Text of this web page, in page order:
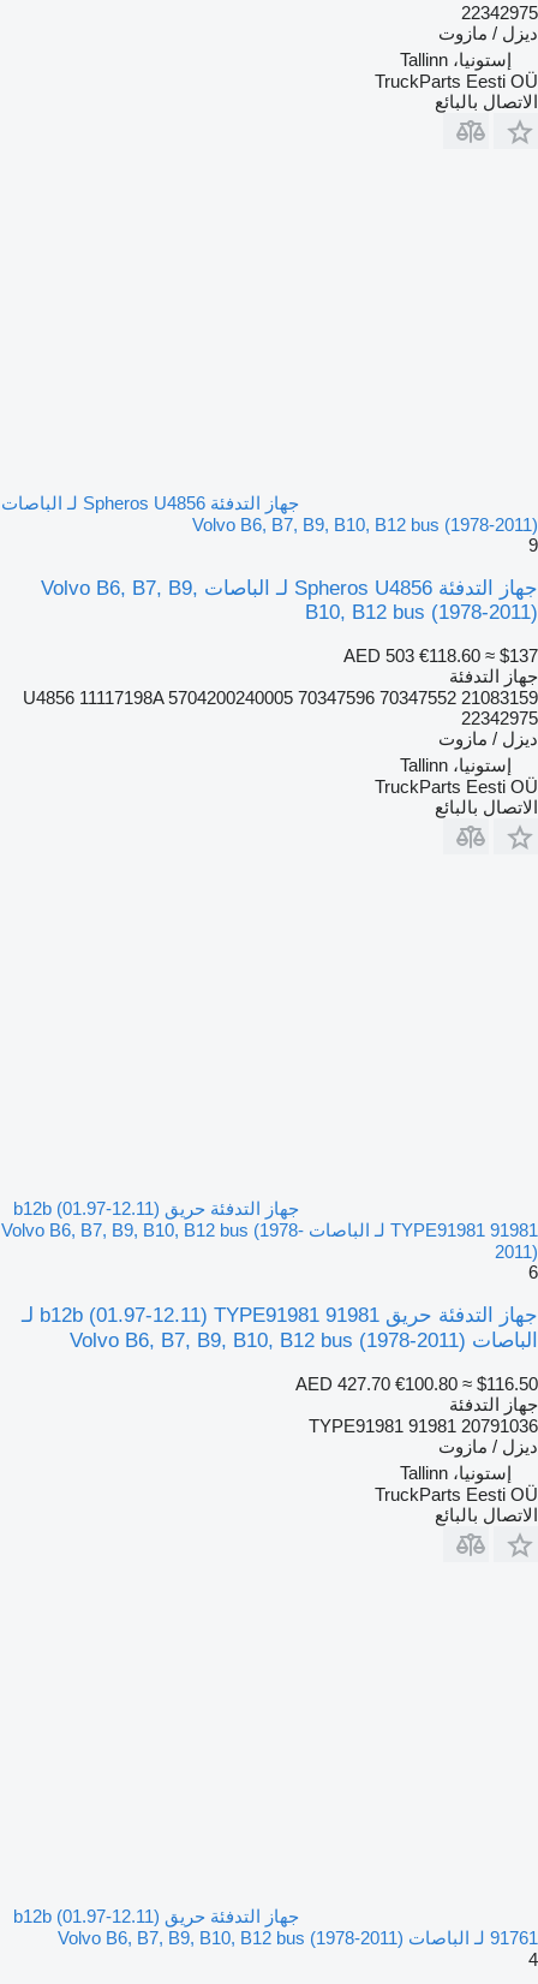
22342975
ديزل / مازوت
إستونيا، Tallinn
TruckParts Eesti OÜ
الاتصال بالبائع
جهاز التدفئة Spheros U4856 لـ الباصات
Volvo B6, B7, B9, B10, B12 bus (1978-2011)
9
جهاز التدفئة Spheros U4856 لـ الباصات Volvo B6, B7, B9,
B10, B12 bus (1978-2011)
AED 503 €118.60 ≈ $137
جهاز التدفئة
U4856 11117198A 5704200240005 70347596 70347552 21083159
22342975
ديزل / مازوت
إستونيا، Tallinn
TruckParts Eesti OÜ
الاتصال بالبائع
جهاز التدفئة حريق b12b (01.97-12.11)
TYPE91981 91981 لـ الباصات Volvo B6, B7, B9, B10, B12 bus (1978-
2011)
6
جهاز التدفئة حريق b12b (01.97-12.11) TYPE91981 91981 لـ
الباصات Volvo B6, B7, B9, B10, B12 bus (1978-2011)
AED 427.70 €100.80 ≈ $116.50
جهاز التدفئة
TYPE91981 91981 20791036
ديزل / مازوت
إستونيا، Tallinn
TruckParts Eesti OÜ
الاتصال بالبائع
جهاز التدفئة حريق b12b (01.97-12.11)
91761 لـ الباصات Volvo B6, B7, B9, B10, B12 bus (1978-2011)
4